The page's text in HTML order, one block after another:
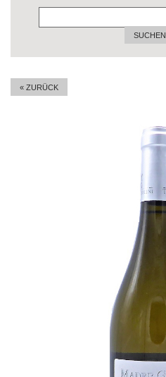
SUCHEN
« ZURÜCK